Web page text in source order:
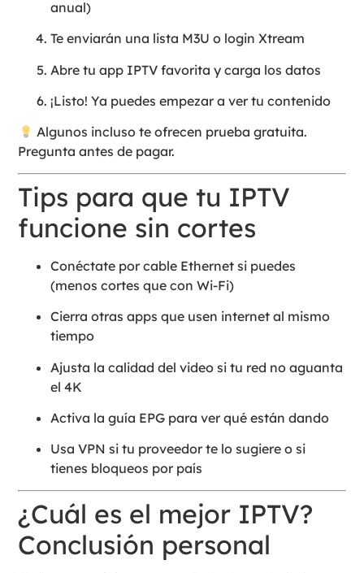
anual)
Te enviarán una lista M3U o login Xtream
Abre tu app IPTV favorita y carga los datos
¡Listo! Ya puedes empezar a ver tu contenido
Algunos incluso te ofrecen prueba gratuita.
Pregunta antes de pagar.
Tips para que tu IPTV
funcione sin cortes
Conéctate por cable Ethernet si puedes
(menos cortes que con Wi-Fi)
Cierra otras apps que usen internet al mismo
tiempo
Ajusta la calidad del video si tu red no aguanta
el 4K
Activa la guía EPG para ver qué están dando
Usa VPN si tu proveedor te lo sugiere o si
tienes bloqueos por país
¿Cuál es el mejor IPTV?
Conclusión personal